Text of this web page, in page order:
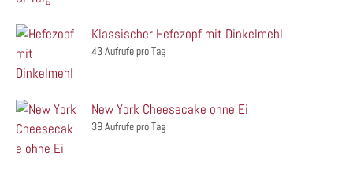
Klassischer Hefezopf mit Dinkelmehl
43 Aufrufe pro Tag
New York Cheesecake ohne Ei
39 Aufrufe pro Tag